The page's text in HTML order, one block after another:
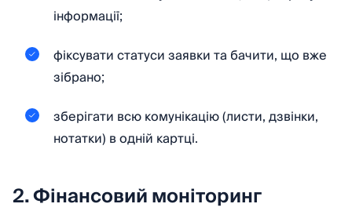
інформації;
фіксувати статуси заявки та бачити, що вже
зібрано;
зберігати всю комунікацію (листи, дзвінки,
нотатки) в одній картці.
2. Фінансовий моніторинг